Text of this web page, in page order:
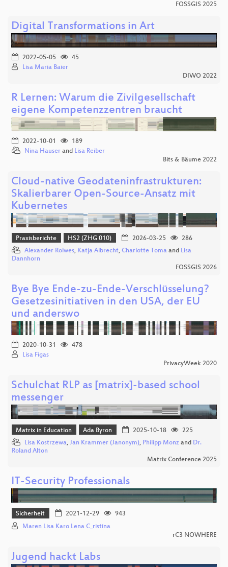
FOSSGIS 2025
Digital Transformations in Art
2022-05-05
45
Lisa Maria Baier
DIWO 2022
R Lernen: Warum die Zivilgesellschaft
eigene Kompetenzzentren braucht
2022-10-01
189
Nina Hauser and Lisa Reiber
Bits & Bäume 2022
Cloud-native Geodateninfrastrukturen:
Skalierbarer Open-Source-Ansatz mit
Kubernetes
Praxisberichte HS2 (ZHG 010) 2026-03-25
286
Alexander Rolwes, Katja Albrecht, Charlotte Toma and Lisa
Dannhorn
FOSSGIS 2026
Bye Bye Ende-zu-Ende-Verschlüsselung?
Gesetzesinitiativen in den USA, der EU
und anderswo
2020-10-31
478
Lisa Figas
PrivacyWeek 2020
Schulchat RLP as [matrix]-based school
messenger
Matrix in Education Ada Byron 2025-10-18
225
Lisa Kostrzewa, Jan Krammer (Janonym), Philipp Monz and Dr.
Roland Alton
Matrix Conference 2025
IT-Security Professionals
Sicherheit 2021-12-29
943
Maren Lisa Karo Lena C_ristina
rC3 NOWHERE
Jugend hackt Labs